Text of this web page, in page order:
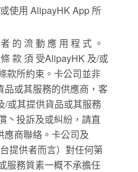
使用 AlipayHK App 所
的 流 動 應 用 程 式 。
款 須 受AlipayHK 及/或
款所約束。卡公司並非
或其服務的供應商，客
/或其提供貨品或其服務
丶投訴及或糾紛，請直
商聯絡。卡公司及
提供者而言）對任何第
服務質素一概不承擔任